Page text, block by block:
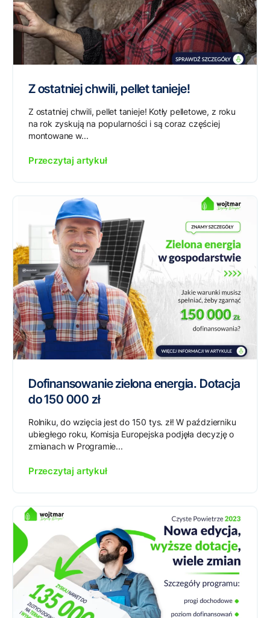
Z ostatniej chwili, pellet tanieje!
Z ostatniej chwili, pellet tanieje! Kotły pelletowe, z roku
na rok zyskują na popularności i są coraz częściej
montowane w...
Przeczytaj artykuł
Dofinansowanie zielona energia. Dotacja
do 150 000 zł
Rolniku, do wzięcia jest do 150 tys. zł! W październiku
ubiegłego roku, Komisja Europejska podjęła decyzję o
zmianach w Programie...
Przeczytaj artykuł